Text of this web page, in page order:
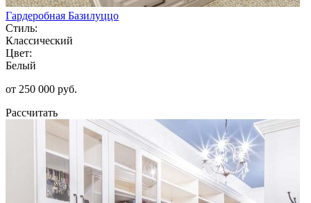
Гардеробная Базилуццо
Стиль:
Классический
Цвет:
Белый
от 250 000 руб.
Рассчитать